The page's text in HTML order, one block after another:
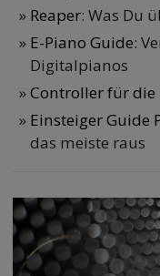
Reaper: Was Du
E-Piano Guide:
Digitalpianos
Controller für
Einsteiger Guide
das meiste raus